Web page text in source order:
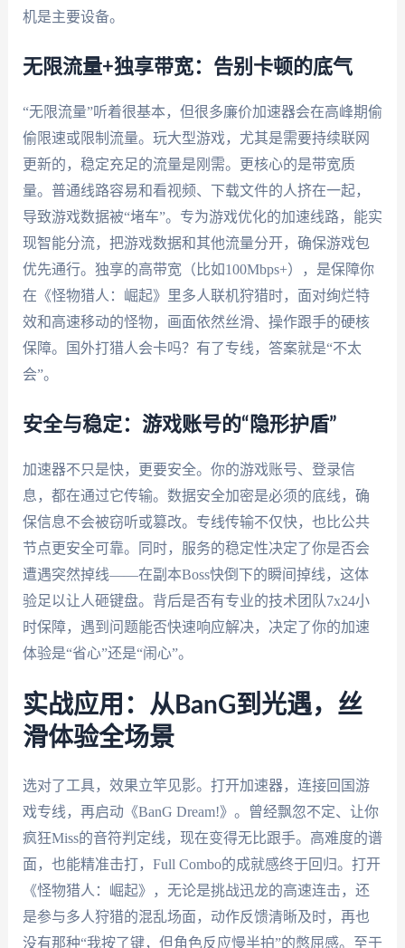
机是主要设备。
无限流量+独享带宽：告别卡顿的底气
“无限流量”听着很基本，但很多廉价加速器会在高峰期偷
偷限速或限制流量。玩大型游戏，尤其是需要持续联网
更新的，稳定充足的流量是刚需。更核心的是带宽质
量。普通线路容易和看视频、下载文件的人挤在一起，
导致游戏数据被“堵车”。专为游戏优化的加速线路，能实
现智能分流，把游戏数据和其他流量分开，确保游戏包
优先通行。独享的高带宽（比如100Mbps+），是保障你
在《怪物猎人：崛起》里多人联机狩猎时，面对绚烂特
效和高速移动的怪物，画面依然丝滑、操作跟手的硬核
保障。国外打猎人会卡吗？有了专线，答案就是“不太
会”。
安全与稳定：游戏账号的“隐形护盾”
加速器不只是快，更要安全。你的游戏账号、登录信
息，都在通过它传输。数据安全加密是必须的底线，确
保信息不会被窃听或篡改。专线传输不仅快，也比公共
节点更安全可靠。同时，服务的稳定性决定了你是否会
遭遇突然掉线——在副本Boss快倒下的瞬间掉线，这体
验足以让人砸键盘。背后是否有专业的技术团队7x24小
时保障，遇到问题能否快速响应解决，决定了你的加速
体验是“省心”还是“闹心”。
实战应用：从BanG到光遇，丝
滑体验全场景
选对了工具，效果立竿见影。打开加速器，连接回国游
戏专线，再启动《BanG Dream!》。曾经飘忽不定、让你
疯狂Miss的音符判定线，现在变得无比跟手。高难度的谱
面，也能精准击打，Full Combo的成就感终于回归。打开
《怪物猎人：崛起》，无论是挑战迅龙的高速连击，还
是参与多人狩猎的混乱场面，动作反馈清晰及时，再也
没有那种“我按了键，但角色反应慢半拍”的憋屈感。至于